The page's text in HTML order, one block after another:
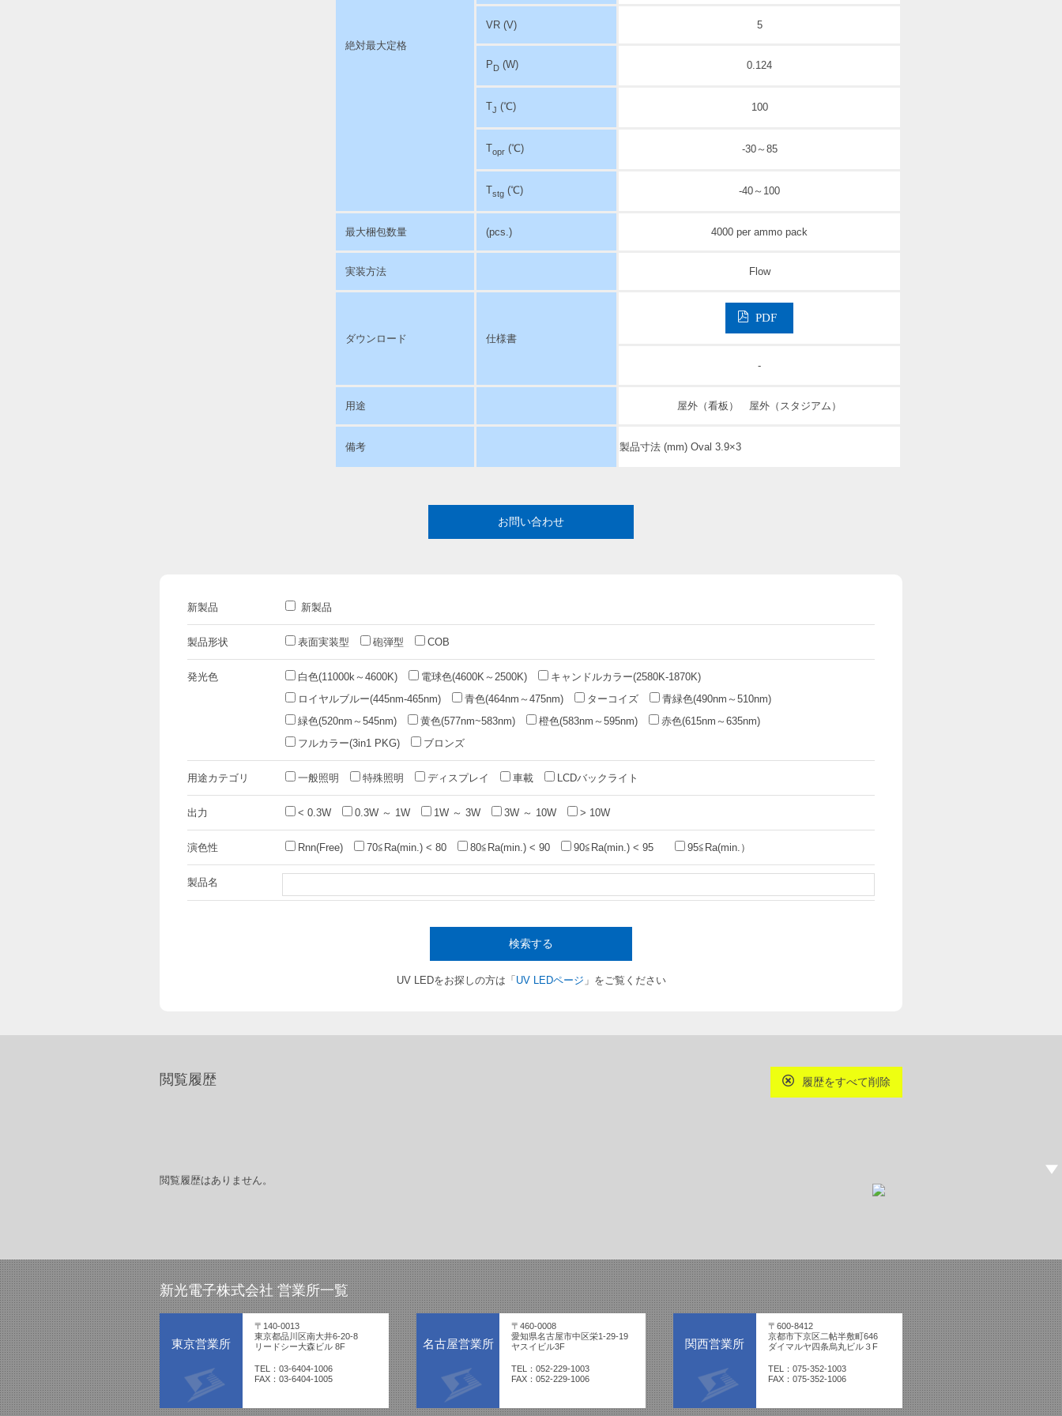
絶対最大定格
VR (V) 5
PD (W) 0.124
TJ (℃) 100
Topr (℃) -30～85
Tstg (℃) -40～100
最大梱包数量 (pcs.) 4000 per ammo pack
実装方法 Flow
ダウンロード 仕様書
PDF
-
用途 屋外（看板） 屋外（スタジアム）
備考 製品寸法 (mm) Oval 3.9×3
お問い合わせ
新製品 新製品
製品形状 表面実装型 砲弾型 COB
発光色 白色(11000k～4600K) 電球色(4600K～2500K)
キャンドルカラー(2580K-1870K)
ロイヤルブルー(445nm-465nm)
青色(464nm～475nm) ターコイズ
青緑色(490nm～510nm)
緑色(520nm～545nm)
黄色(577nm~583nm) 橙色(583nm～595nm)
赤色(615nm～635nm)
フルカラー(3in1 PKG)
ブロンズ
用途カテゴリ 一般照明 特殊照明 ディスプレイ 車載 LCDバックライト
出力 < 0.3W 0.3W ～ 1W 1W ～ 3W 3W ～ 10W > 10W
演色性 Rnn(Free) 70≦Ra(min.) < 80 80≦Ra(min.) < 90 90≦Ra(min.) < 95 95≦Ra(min.）
製品名
検索する
UV LEDをお探しの方は「 UV LEDページ 」をご覧ください
閲覧履歴 履歴をすべて削除
閲覧履歴はありません。
新光電子株式会社 営業所一覧
東京営業所
〒140-0013
東京都品川区南大井6-20-8
リードシー大森ビル 8F
TEL：03-6404-1006
FAX：03-6404-1005
名古屋営業所
〒460-0008
愛知県名古屋市中区栄1-29-19
ヤスイビル3F
TEL：052-229-1003
FAX：052-229-1006
関西営業所
〒600-8412
京都市下京区二帖半敷町646
ダイマルヤ四条烏丸ビル３F
TEL：075-352-1003
FAX：075-352-1006